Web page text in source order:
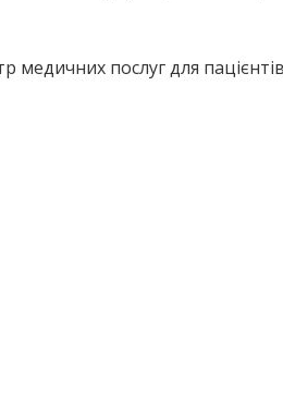
послуг для пацієнтів